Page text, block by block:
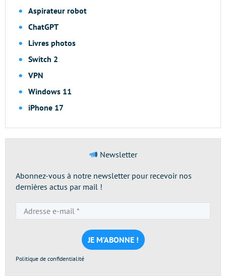
Aspirateur robot
ChatGPT
Livres photos
Switch 2
VPN
Windows 11
iPhone 17
Newsletter
Abonnez-vous à notre newsletter pour recevoir nos
dernières actus par mail !
e-
mail
*
Politique de confidentialité